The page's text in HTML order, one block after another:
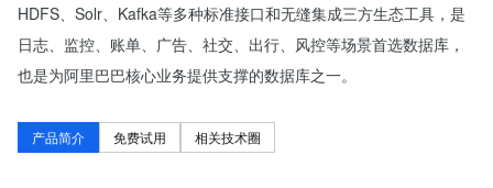
HDFS、Solr、Kafka等多种标准接口和无缝集成三方生态工具，是
日志、监控、账单、广告、社交、出行、风控等场景首选数据库，
也是为阿里巴巴核心业务提供支撑的数据库之一。
产品简介 免费试用 相关技术圈